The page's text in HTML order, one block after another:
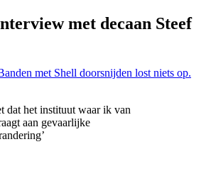
met decaan Steef
met Shell doorsnijden lost niets op.
dat het instituut waar ik van
aan gevaarlijke